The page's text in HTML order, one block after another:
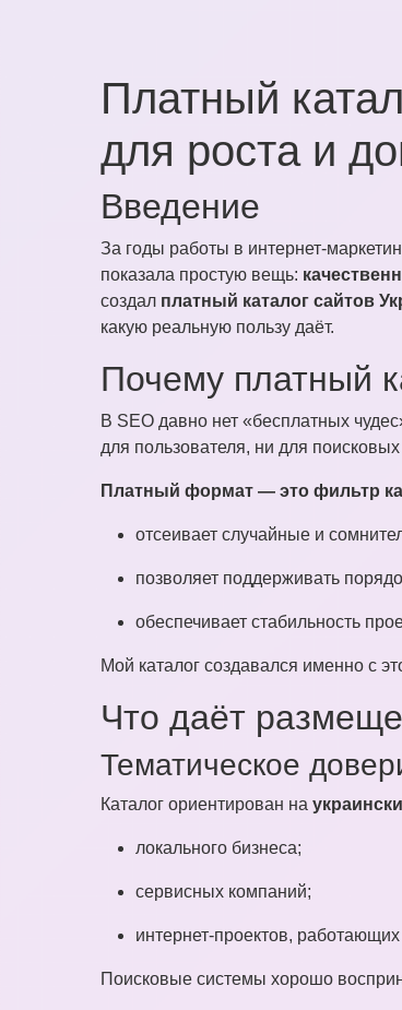
Платный
для роста и
Введение
За годы работы в интернет-
показала простую вещь:
создал платный каталог сайтов
какую реальную пользу даёт.
Почему платный
В SEO давно нет «бесплатных
для пользователя, ни для
Платный формат — это фильтр
отсеивает случайные и
позволяет поддерживать
обеспечивает стабильность
Мой каталог создавался именно с
Что даёт
Тематическое
Каталог ориентирован на
локального бизнеса;
сервисных компаний;
интернет-проектов,
Поисковые системы хорошо